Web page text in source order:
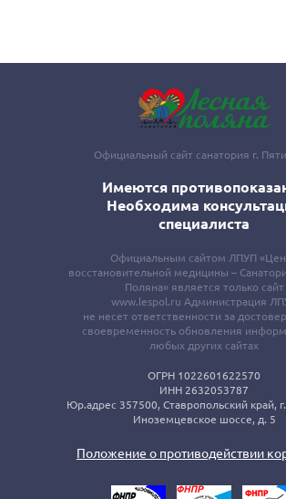
Официальный сайт санатория г.
Имеются
Необходима
специалиста
Официальным сайтом ЛПУП
восстановительной медицины –
Поляна» является только сайт
www.lespol.ru Администрация
не несет ответственности за
своевременность обновления
любых других сайтах
ОГРН 1022601622570
ИНН 2632053787
Юр.адрес 357500, Ставропольский край,
Иноземцевское шоссе, д. 5
Положение о противодействии